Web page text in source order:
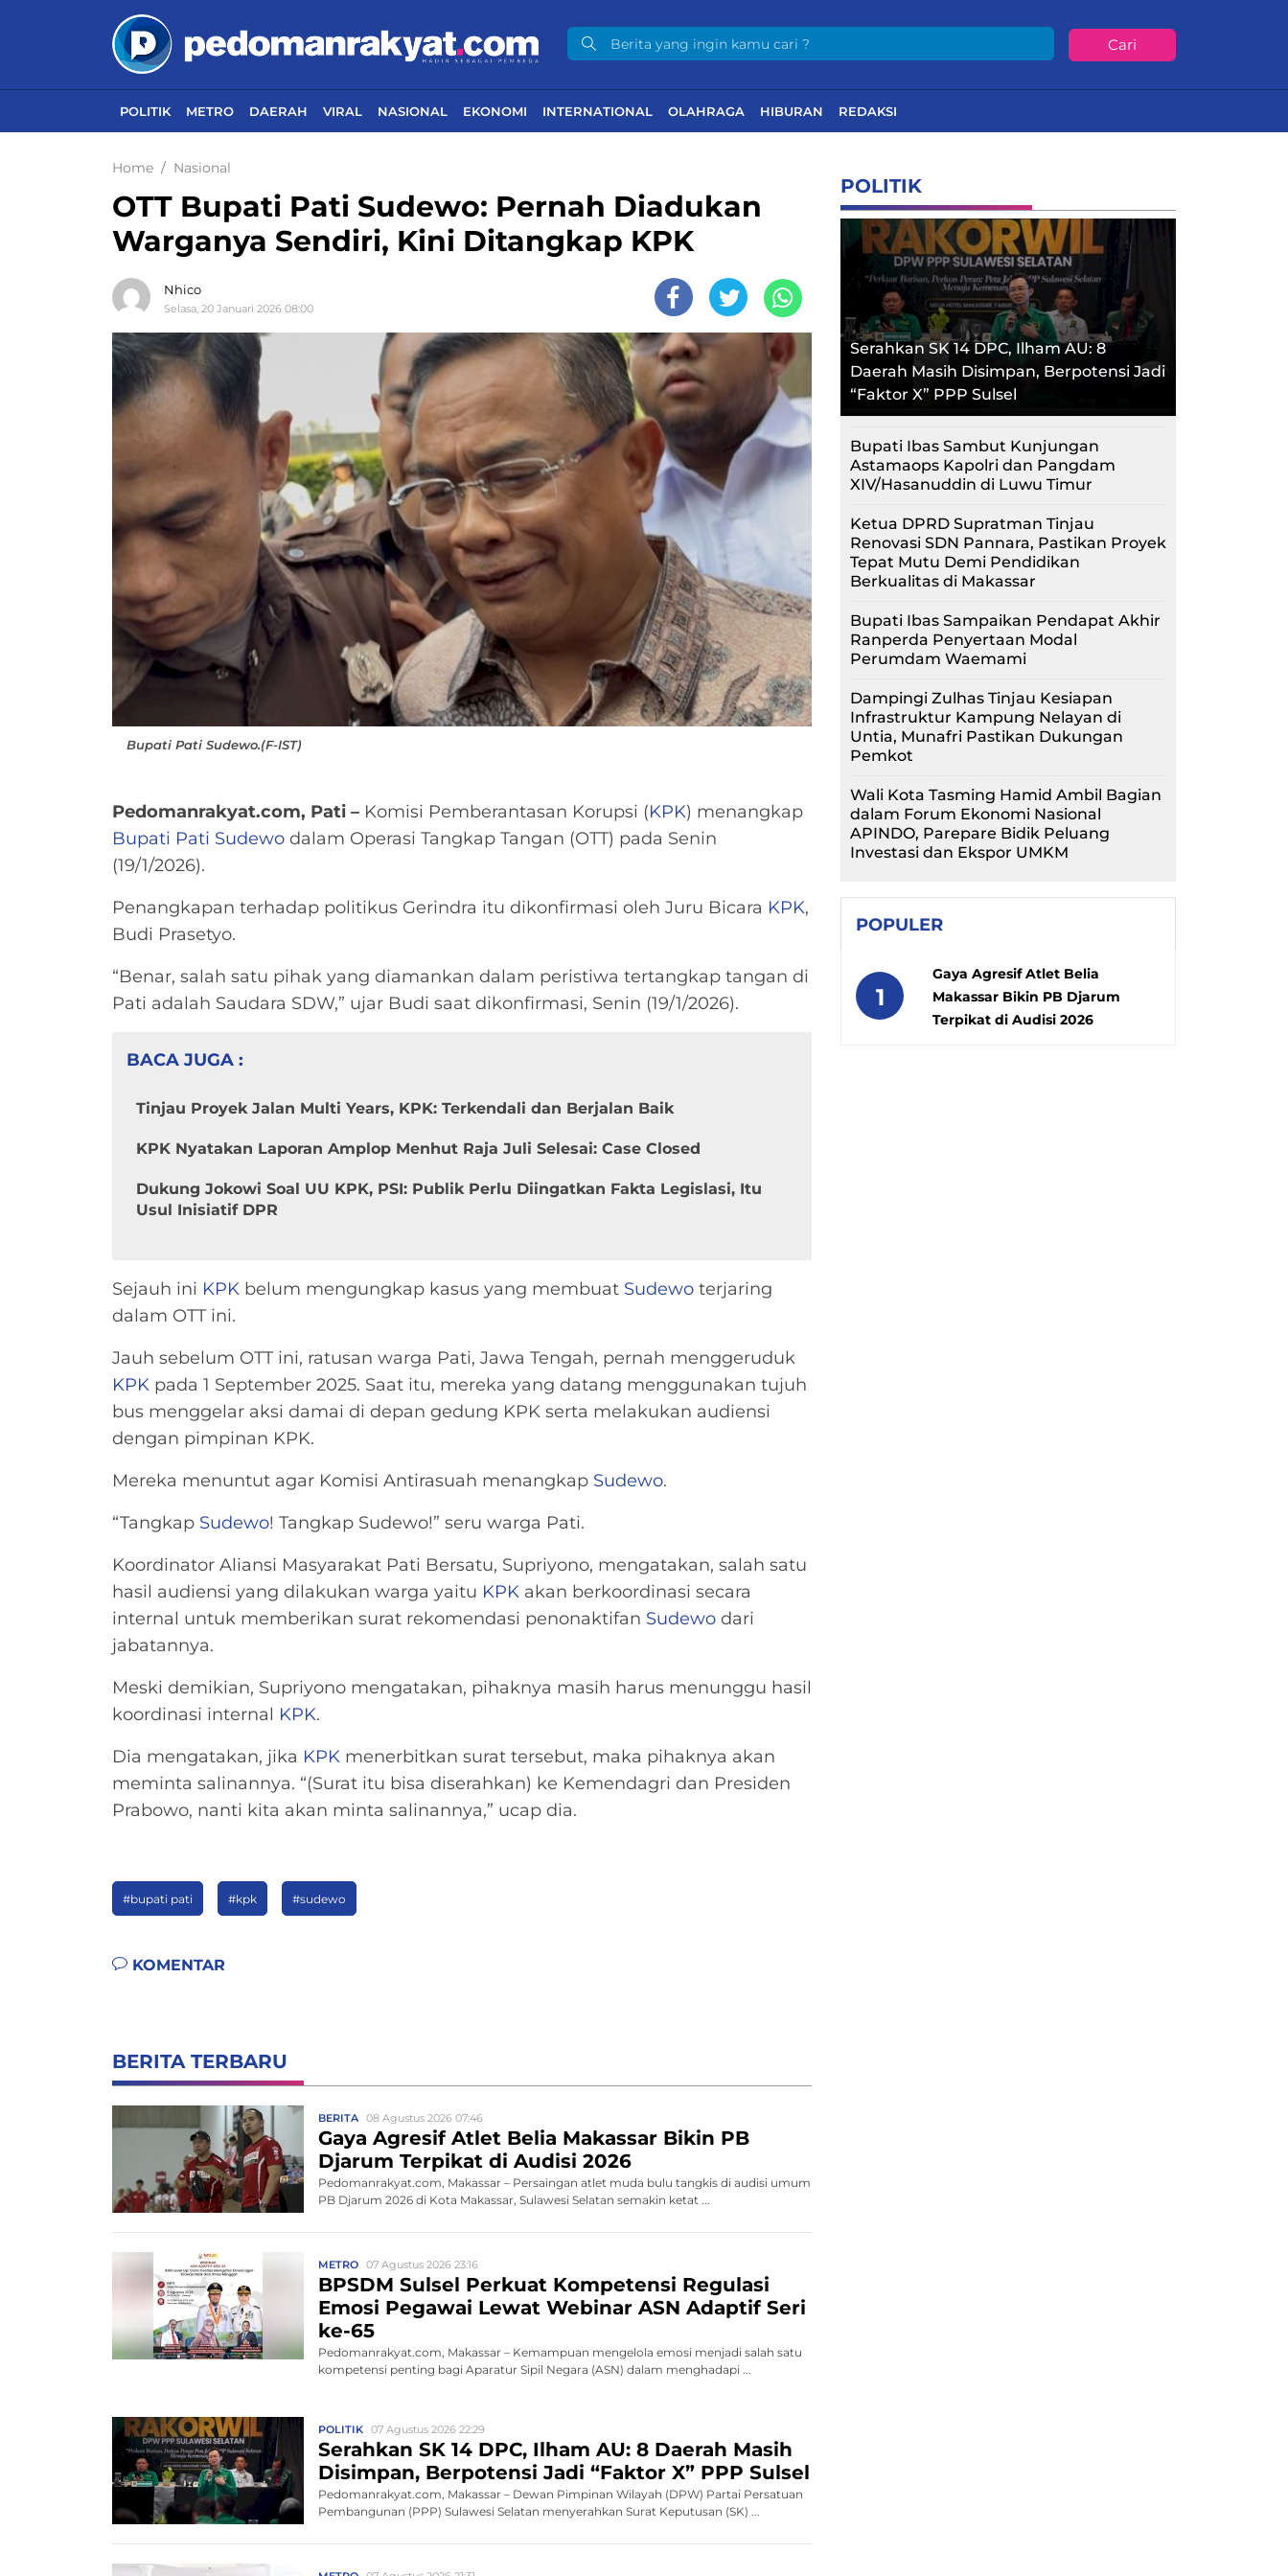
Cari
POLITIK METRO DAERAH VIRAL NASIONAL EKONOMI INTERNATIONAL OLAHRAGA HIBURAN REDAKSI
Home Nasional
OTT Bupati Pati Sudewo: Pernah Diadukan
Warganya Sendiri, Kini Ditangkap KPK
Nhico
Selasa, 20 Januari 2026 08:00
Bupati Pati Sudewo.(F-IST)
Pedomanrakyat.com, Pati – Komisi Pemberantasan Korupsi (KPK) menangkap
Bupati Pati Sudewo dalam Operasi Tangkap Tangan (OTT) pada Senin
(19/1/2026).
Penangkapan terhadap politikus Gerindra itu dikonfirmasi oleh Juru Bicara KPK,
Budi Prasetyo.
“Benar, salah satu pihak yang diamankan dalam peristiwa tertangkap tangan di
Pati adalah Saudara SDW,” ujar Budi saat dikonfirmasi, Senin (19/1/2026).
BACA JUGA :
Tinjau Proyek Jalan Multi Years, KPK: Terkendali dan Berjalan Baik
KPK Nyatakan Laporan Amplop Menhut Raja Juli Selesai: Case Closed
Dukung Jokowi Soal UU KPK, PSI: Publik Perlu Diingatkan Fakta Legislasi, Itu
Usul Inisiatif DPR
Sejauh ini KPK belum mengungkap kasus yang membuat Sudewo terjaring
dalam OTT ini.
Jauh sebelum OTT ini, ratusan warga Pati, Jawa Tengah, pernah menggeruduk
KPK pada 1 September 2025. Saat itu, mereka yang datang menggunakan tujuh
bus menggelar aksi damai di depan gedung KPK serta melakukan audiensi
dengan pimpinan KPK.
Mereka menuntut agar Komisi Antirasuah menangkap Sudewo.
“Tangkap Sudewo! Tangkap Sudewo!” seru warga Pati.
Koordinator Aliansi Masyarakat Pati Bersatu, Supriyono, mengatakan, salah satu
hasil audiensi yang dilakukan warga yaitu KPK akan berkoordinasi secara
internal untuk memberikan surat rekomendasi penonaktifan Sudewo dari
jabatannya.
Meski demikian, Supriyono mengatakan, pihaknya masih harus menunggu hasil
koordinasi internal KPK.
Dia mengatakan, jika KPK menerbitkan surat tersebut, maka pihaknya akan
meminta salinannya. “(Surat itu bisa diserahkan) ke Kemendagri dan Presiden
Prabowo, nanti kita akan minta salinannya,” ucap dia.
#bupati pati #kpk #sudewo
KOMENTAR
BERITA TERBARU
BERITA 08 Agustus 2026 07:46
Gaya Agresif Atlet Belia Makassar Bikin PB
Djarum Terpikat di Audisi 2026
Pedomanrakyat.com, Makassar – Persaingan atlet muda bulu tangkis di audisi umum
PB Djarum 2026 di Kota Makassar, Sulawesi Selatan semakin ketat ...
METRO 07 Agustus 2026 23:16
BPSDM Sulsel Perkuat Kompetensi Regulasi
Emosi Pegawai Lewat Webinar ASN Adaptif Seri
ke-65
Pedomanrakyat.com, Makassar – Kemampuan mengelola emosi menjadi salah satu
kompetensi penting bagi Aparatur Sipil Negara (ASN) dalam menghadapi ...
POLITIK 07 Agustus 2026 22:29
Serahkan SK 14 DPC, Ilham AU: 8 Daerah Masih
Disimpan, Berpotensi Jadi “Faktor X” PPP Sulsel
Pedomanrakyat.com, Makassar – Dewan Pimpinan Wilayah (DPW) Partai Persatuan
Pembangunan (PPP) Sulawesi Selatan menyerahkan Surat Keputusan (SK) ...
POLITIK
Serahkan SK 14 DPC, Ilham AU: 8
Daerah Masih Disimpan, Berpotensi Jadi
“Faktor X” PPP Sulsel
Bupati Ibas Sambut Kunjungan
Astamaops Kapolri dan Pangdam
XIV/Hasanuddin di Luwu Timur
Ketua DPRD Supratman Tinjau
Renovasi SDN Pannara, Pastikan Proyek
Tepat Mutu Demi Pendidikan
Berkualitas di Makassar
Bupati Ibas Sampaikan Pendapat Akhir
Ranperda Penyertaan Modal
Perumdam Waemami
Dampingi Zulhas Tinjau Kesiapan
Infrastruktur Kampung Nelayan di
Untia, Munafri Pastikan Dukungan
Pemkot
Wali Kota Tasming Hamid Ambil Bagian
dalam Forum Ekonomi Nasional
APINDO, Parepare Bidik Peluang
Investasi dan Ekspor UMKM
POPULER
1
Gaya Agresif Atlet Belia
Makassar Bikin PB Djarum
Terpikat di Audisi 2026